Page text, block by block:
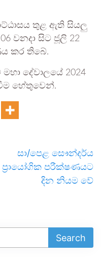
තුළ ඇති සියලු
වනදා සිට ජූලි 22
කර තිබේ.
දේවාලයේ 2024
හේතුවෙන්.
සා/පෙළ සෞන්දර්ය
ප්‍රායෝගික පරීක්ෂණයට
දින නියම වේ